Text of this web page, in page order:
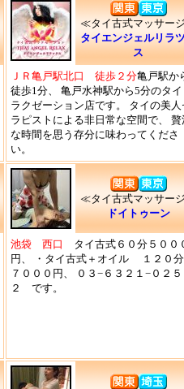
≪タイ古式マッサー
タイエンジェルリラ
ス
ＪＲ亀戸駅北口 徒歩２分亀戸駅か
徒歩1分、 亀戸水神駅から5分のタイ
ラクゼーション店です。 タイの美人
ラピストによる非日常な空間で、 贅
な時間を思う存分に味わってくださ
い。
≪タイ古式マッサー
ドイトゥーン
池袋 西口
タイ古式６０分５００
円、 ・タイ古式＋オイル １２０
７０００円、 ０３−６３２１−０２５
２ です。